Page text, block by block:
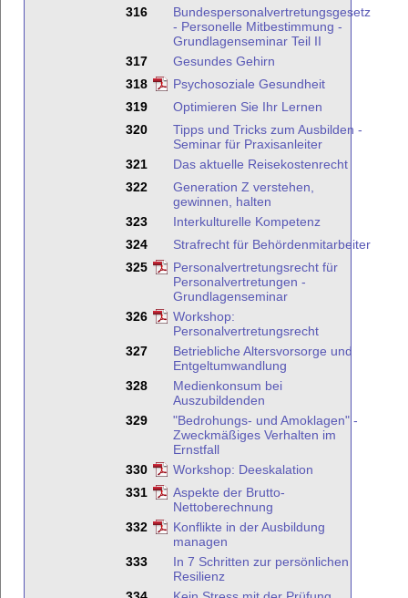
316
Bundespersonalvertretungsgesetz
- Personelle Mitbestimmung -
Grundlagenseminar Teil II
317
Gesundes Gehirn
318
Psychosoziale Gesundheit
319
Optimieren Sie Ihr Lernen
320
Tipps und Tricks zum Ausbilden -
Seminar für Praxisanleiter
321
Das aktuelle Reisekostenrecht
322
Generation Z verstehen,
gewinnen, halten
323
Interkulturelle Kompetenz
324
Strafrecht für Behördenmitarbeiter
325
Personalvertretungsrecht für
Personalvertretungen -
Grundlagenseminar
326
Workshop:
Personalvertretungsrecht
327
Betriebliche Altersvorsorge und
Entgeltumwandlung
328
Medienkonsum bei
Auszubildenden
329
"Bedrohungs- und Amoklagen" -
Zweckmäßiges Verhalten im
Ernstfall
330
Workshop: Deeskalation
331
Aspekte der Brutto-
Nettoberechnung
332
Konflikte in der Ausbildung
managen
333
In 7 Schritten zur persönlichen
Resilienz